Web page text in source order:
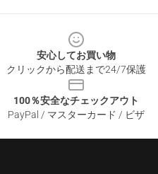
安心してお買い物
クリックから配送まで24/7保護
100％安全なチェックアウト
PayPal / マスターカード / ビザ